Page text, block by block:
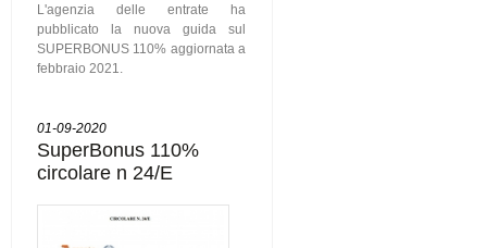
L'agenzia delle entrate ha
pubblicato la nuova guida sul
SUPERBONUS 110% aggiornata a
febbraio 2021.
01-09-2020
SuperBonus 110%
circolare n 24/E